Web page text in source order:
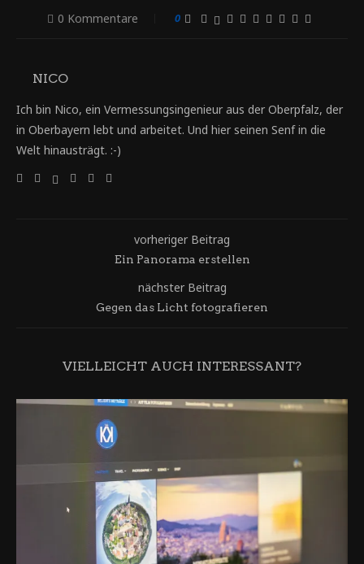
0 Kommentare 0
NICO
Ich bin Nico, ein Vermessungsingenieur aus der Oberpfalz, der
in Oberbayern lebt und arbeitet. Und hier seinen Senf in die
Welt hinausträgt. :-)
vorheriger Beitrag
Ein Panorama erstellen
nächster Beitrag
Gegen das Licht fotografieren
VIELLEICHT AUCH INTERESSANT?